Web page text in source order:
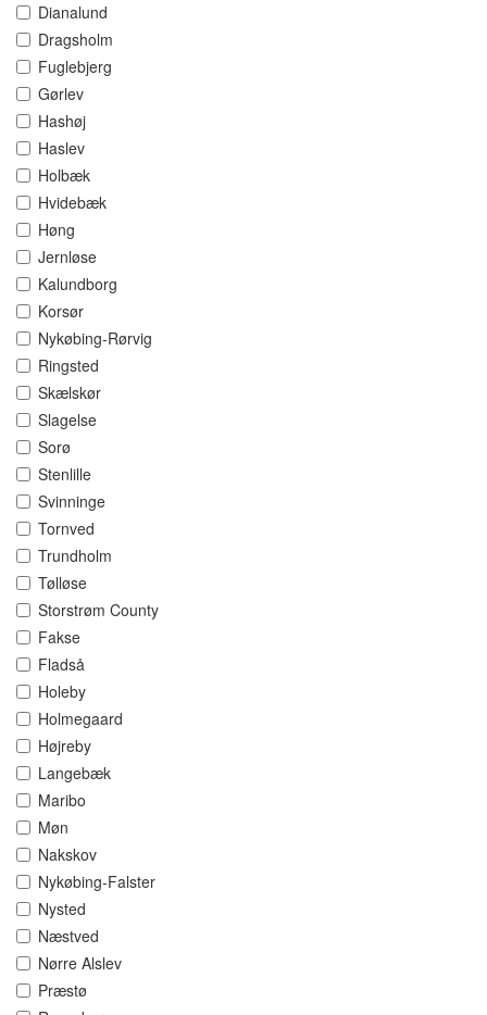
Dianalund
Dragsholm
Fuglebjerg
Gørlev
Hashøj
Haslev
Holbæk
Hvidebæk
Høng
Jernløse
Kalundborg
Korsør
Nykøbing-Rørvig
Ringsted
Skælskør
Slagelse
Sorø
Stenlille
Svinninge
Tornved
Trundholm
Tølløse
Storstrøm County
Fakse
Fladså
Holeby
Holmegaard
Højreby
Langebæk
Maribo
Møn
Nakskov
Nykøbing-Falster
Nysted
Næstved
Nørre Alslev
Præstø